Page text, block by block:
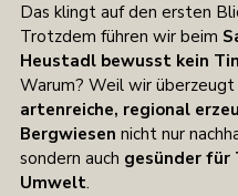
Das klingt auf den ersten
Trotzdem führen wir beim
Heustadl bewusst kein
Warum? Weil wir überzeugt
artenreiche, regional
Bergwiesen nicht nur
sondern auch gesünder für
Umwelt.